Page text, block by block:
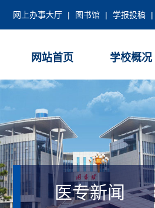
网上办事大厅 | 图书馆 | 学报投稿 |
网站首页 学校概况
医专新闻